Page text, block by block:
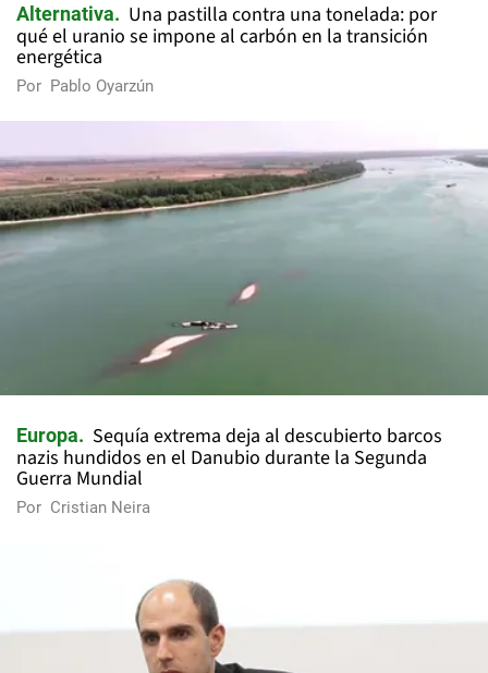
Alternativa
Una pastilla contra una tonelada: por
qué el uranio se impone al carbón en la transición
energética
Por Pablo Oyarzún
Europa
Sequía extrema deja al descubierto barcos
nazis hundidos en el Danubio durante la Segunda
Guerra Mundial
Por Cristian Neira